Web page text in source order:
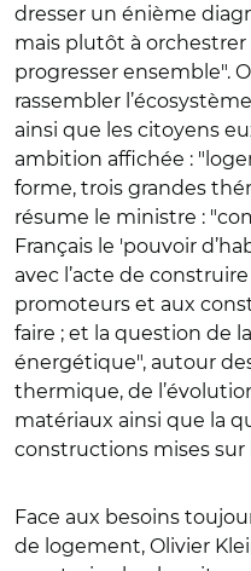
dresser un énième
mais plutôt à
progresser ensemble".
rassembler
ainsi que les citoyens
ambition affichée :
forme, trois grandes
résume le ministre :
Français le 'pouvoir
avec l’acte de
promoteurs et aux
faire ; et la question de
énergétique", autour
thermique, de
matériaux ainsi que la
constructions mises sur
Face aux besoins
de logement, Olivier